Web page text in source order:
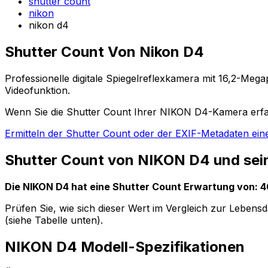
nikon
nikon d4
Shutter Count Von Nikon D4
Professionelle digitale Spiegelreflexkamera mit 16,2-
Videofunktion.
Wenn Sie die Shutter Count Ihrer NIKON D4-Kamera
Ermitteln der Shutter Count oder der EXIF-Metadaten
Shutter Count von NIKON D4 und
Die NIKON D4 hat eine Shutter Count Erwartung von:
Prüfen Sie, wie sich dieser Wert im Vergleich zur
(siehe Tabelle unten).
NIKON D4 Modell-Spezifikationen